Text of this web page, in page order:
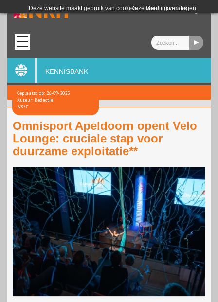
Deze website maakt gebruik van cookies. Meer informatie
Deze melding verbergen
Login
KENNISBANK
Geplaatst op: 26-09-2025
Auteur: Redactie
NRIT
Omnisport Apeldoorn opent Velo
Lounge: cruciale stap voor
duurzame exploitatie**